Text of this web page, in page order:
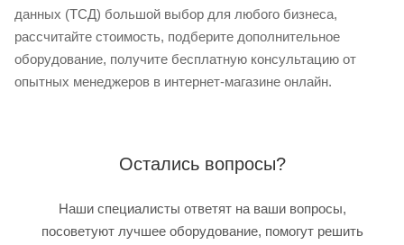
данных (ТСД) большой выбор для любого бизнеса,
рассчитайте стоимость, подберите дополнительное
оборудование, получите бесплатную консультацию от
опытных менеджеров в интернет-магазине онлайн.
Остались вопросы?
Наши специалисты ответят на ваши вопросы,
посоветуют лучшее оборудование, помогут решить